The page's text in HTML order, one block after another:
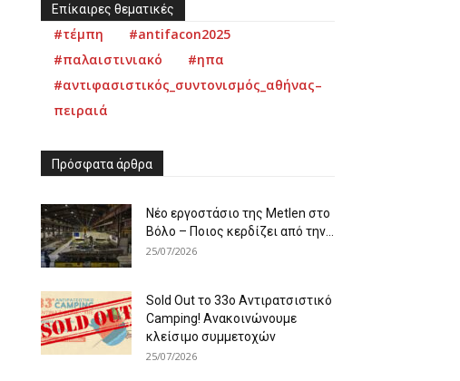
Επίκαιρες θεματικές
#τέμπη
#antifacon2025
#παλαιστινιακό
#ηπα
#αντιφασιστικός_συντονισμός_αθήνας–
πειραιά
Πρόσφατα άρθρα
Νέο εργοστάσιο της Metlen στο
Βόλο – Ποιος κερδίζει από την...
25/07/2026
Sold Out το 33ο Αντιρατσιστικό
Camping! Ανακοινώνουμε
κλείσιμο συμμετοχών
25/07/2026